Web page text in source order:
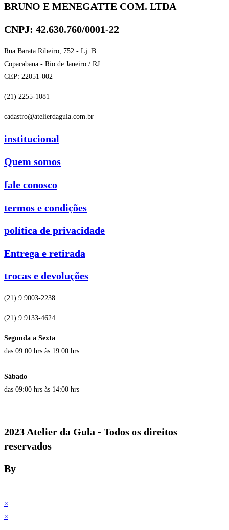
BRUNO E MENEGATTE COM. LTDA
CNPJ: 42.630.760/0001-22
Rua Barata Ribeiro, 752 - Lj. B
Copacabana - Rio de Janeiro / RJ
CEP: 22051-002
(21) 2255-1081
cadastro@atelierdagula.com.br
institucional
Quem somos
fale conosco
termos e condições
política de privacidade
Entrega e retirada
trocas e devoluções
(21) 9 9003-2238
(21) 9 9133-4624
Segunda a Sexta
das 09:00 hrs às 19:00 hrs
Sábado
das 09:00 hrs às 14:00 hrs
2023 Atelier da Gula - Todos os direitos
reservados
By
×
×